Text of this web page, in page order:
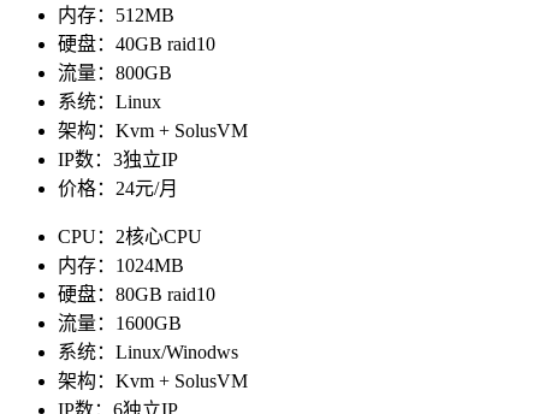
内存：512MB
硬盘：40GB raid10
流量：800GB
系统：Linux
架构：Kvm + SolusVM
IP数：3独立IP
价格：24元/月
CPU：2核心CPU
内存：1024MB
硬盘：80GB raid10
流量：1600GB
系统：Linux/Winodws
架构：Kvm + SolusVM
IP数：6独立IP